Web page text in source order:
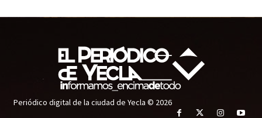
Periódico digital de la ciudad de Yecla © 2026